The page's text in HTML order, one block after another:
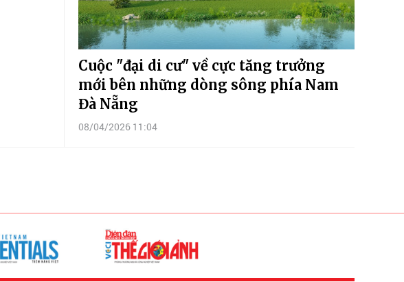
Cuộc "đại di cư" về cực tăng trưởng
mới bên những dòng sông phía Nam
Đà Nẵng
08/04/2026 11:04